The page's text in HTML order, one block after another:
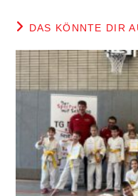
DAS KÖNNTE DIR